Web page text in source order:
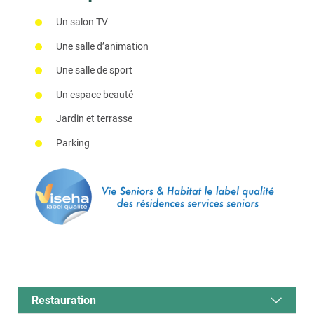
Un salon TV
Une salle d’animation
Une salle de sport
Un espace beauté
Jardin et terrasse
Parking
Restauration